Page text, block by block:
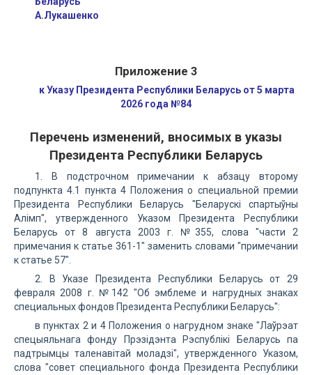
А.Лукашенко
Приложение 3
к Указу Президента Республики Беларусь от 5 марта
2026 года №84
Перечень изменений, вносимых в указы
Президента Республики Беларусь
1. В подстрочном примечании к абзацу второму
подпункта 4.1 пункта 4 Положения о специальной премии
Президента Республики Беларусь "Беларускі спартыўны
Алімп", утвержденного Указом Президента Республики
Беларусь от 8 августа 2003 г. №355, слова "части 2
примечания к статье 361-1" заменить словами "примечании
к статье 57".
2. В Указе Президента Республики Беларусь от 29
февраля 2008 г. №142 "Об эмблеме и нагрудных знаках
специальных фондов Президента Республики Беларусь":
в пунктах 2 и 4 Положения о нагрудном знаке "Лаўрэат
спецыяльнага фонду Прэзідэнта Рэспублікі Беларусь па
падтрымцы таленавітай моладзі", утвержденного Указом,
слова "совет специального фонда Президента Республики